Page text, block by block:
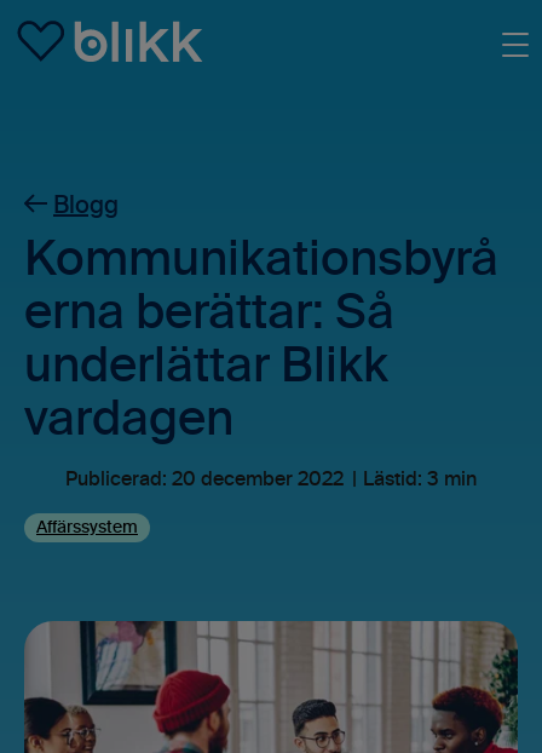
Blogg
Kommunikationsbyrå
erna berättar: Så
underlättar Blikk
vardagen
Publicerad: 20 december 2022 Lästid: 3 min
Affärssystem